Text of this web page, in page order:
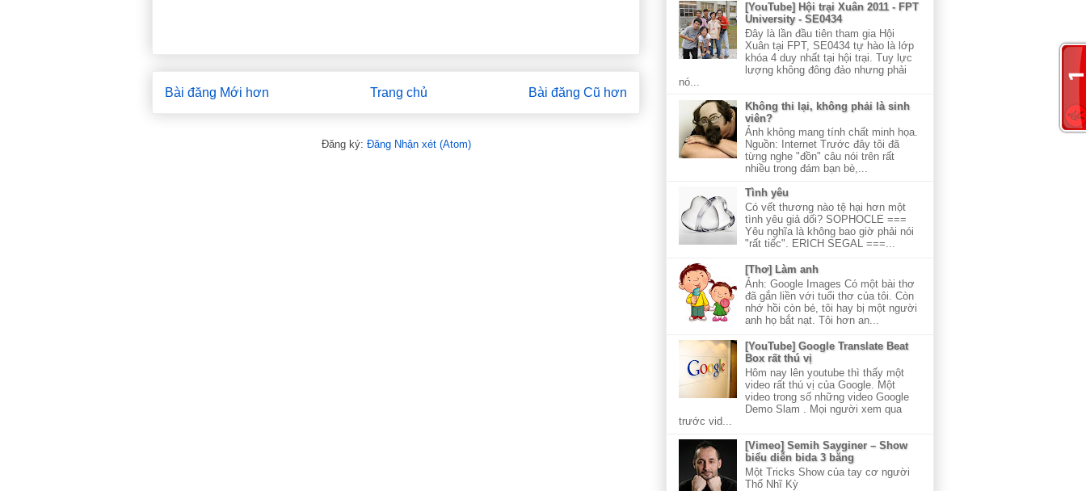
Bài đăng Mới hơn Bài đăng Cũ hơn
Trang chủ
Đăng ký: Đăng Nhận xét (Atom)
[YouTube] Hội trại Xuân 2011 - FPT
University - SE0434
Đây là lần đầu tiên tham gia Hội
Xuân tại FPT, SE0434 tự hào là lớp
khóa 4 duy nhất tại hội trại. Tuy lực
lượng không đông đảo nhưng phải
nó...
Không thi lại, không phải là sinh
viên?
Ảnh không mang tính chất minh họa.
Nguồn: Internet Trước đây tôi đã
từng nghe "đồn" câu nói trên rất
nhiều trong đám bạn bè,...
Tình yêu
Có vết thương nào tệ hại hơn một
tình yêu giả dối? SOPHOCLE ===
Yêu nghĩa là không bao giờ phải nói
"rất tiếc". ERICH SEGAL ===...
[Thơ] Làm anh
Ảnh: Google Images Có một bài thơ
đã gắn liền với tuổi thơ của tôi. Còn
nhớ hồi còn bé, tôi hay bị một người
anh họ bắt nạt. Tôi hơn an...
[YouTube] Google Translate Beat
Box rất thú vị
Hôm nay lên youtube thì thấy một
video rất thú vị của Google. Một
video trong số những video Google
Demo Slam . Mọi người xem qua
trước vid...
[Vimeo] Semih Sayginer – Show
biểu diễn bida 3 băng
Một Tricks Show của tay cơ người
Thổ Nhĩ Kỳ